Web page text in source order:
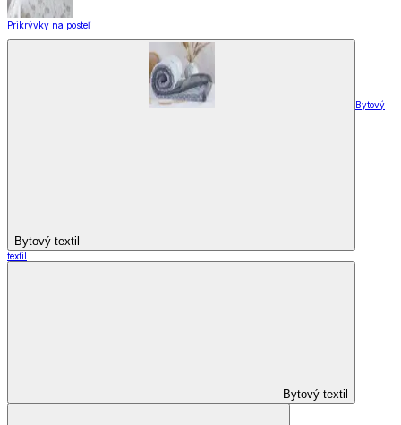
Prikrývky na posteľ
Bytový textil
Bytový
textil
Bytový textil